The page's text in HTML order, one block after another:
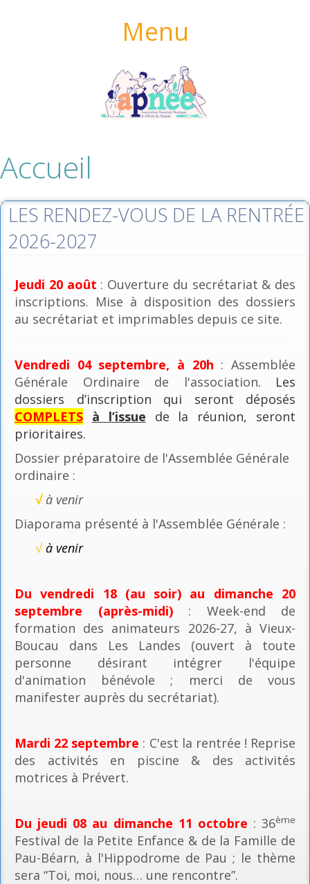
Menu
Accueil
LES RENDEZ-VOUS DE LA RENTRÉE
2026-2027
Jeudi 20 août : Ouverture du secrétariat & des
inscriptions. Mise à disposition des dossiers
au secrétariat et imprimables depuis ce site.
Vendredi 04 septembre, à 20h : Assemblée
Générale Ordinaire de l'association. Les
dossiers d’inscription qui seront déposés
COMPLETS à l’issue de la réunion, seront
prioritaires.
Dossier préparatoire de l'Assemblée Générale
ordinaire :
√ à venir
Diaporama présenté à l'Assemblée Générale :
√à venir
Du vendredi 18 (au soir) au dimanche 20
septembre (après-midi): Week-end de
formation des animateurs 2026-27, à Vieux-
Boucau dans Les Landes (ouvert à toute
personne désirant intégrer l'équipe
d'animation bénévole ; merci de vous
manifester auprès du secrétariat).
Mardi 22 septembre : C'est la rentrée ! Reprise
des activités en piscine & des activités
motrices à Prévert.
Du jeudi 08 au dimanche 11 octobre : 36ème
Festival de la Petite Enfance & de la Famille de
Pau-Béarn, à l'Hippodrome de Pau ; le thème
sera “Toi, moi, nous… une rencontre”.